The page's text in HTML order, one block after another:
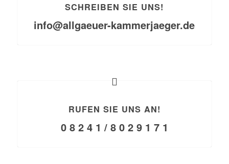
SCHREIBEN SIE UNS!
info@allgaeuer-kammerjaeger.de
RUFEN SIE UNS AN!
0 8 2 4 1 / 8 0 2 9 1 7 1